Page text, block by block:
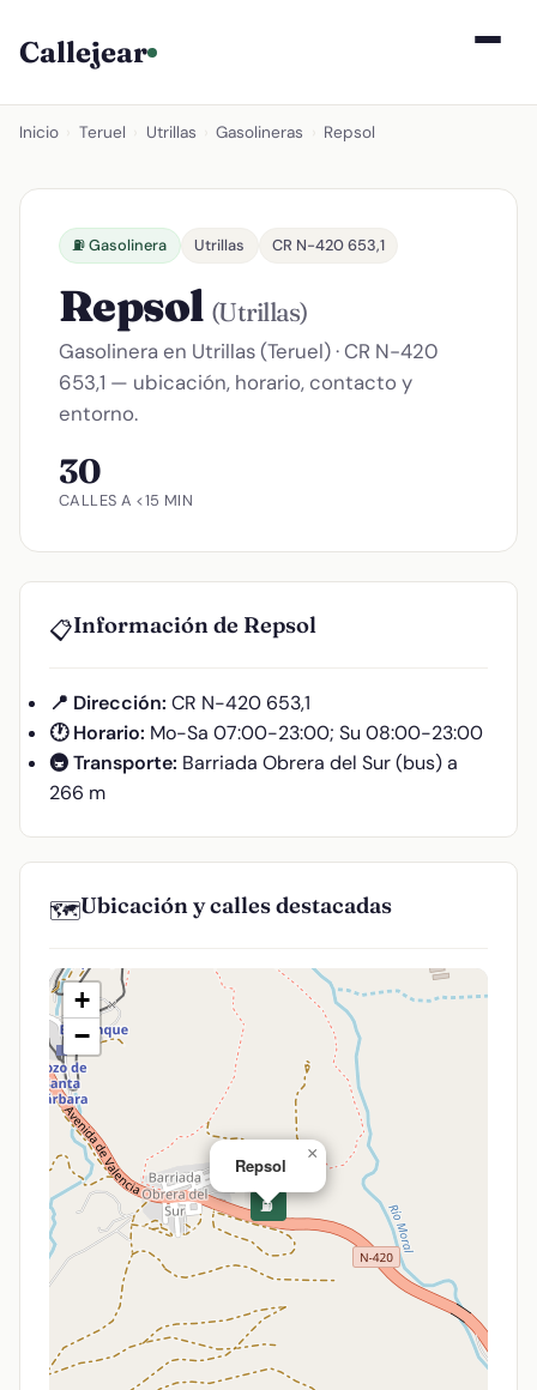
Callejear
Inicio Teruel Utrillas Gasolineras Repsol
⛽ Gasolinera Utrillas CR N-420 653,1
Repsol (Utrillas)
Gasolinera en Utrillas (Teruel) · CR N-420
653,1 — ubicación, horario, contacto y
entorno.
30
CALLES A <15 MIN
📋Información de Repsol
📍 Dirección: CR N-420 653,1
🕐 Horario: Mo-Sa 07:00-23:00; Su 08:00-23:00
🚇 Transporte: Barriada Obrera del Sur (bus) a
266 m
🗺️Ubicación y calles destacadas
⛽
Repsol
×
+
−